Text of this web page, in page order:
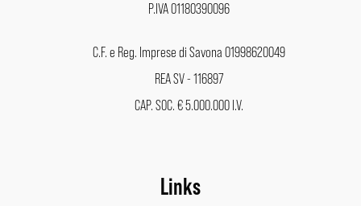
P.IVA 01180390096
C.F. e Reg. Imprese di Savona 01998620049
REA SV - 116897
CAP. SOC. € 5.000.000 I.V.
Links